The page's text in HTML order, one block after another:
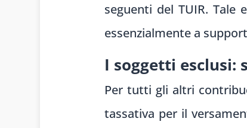
seguenti del TUIR. Tale
essenzialmente a
I soggetti esclusi:
Per tutti gli altri
tassativa per il